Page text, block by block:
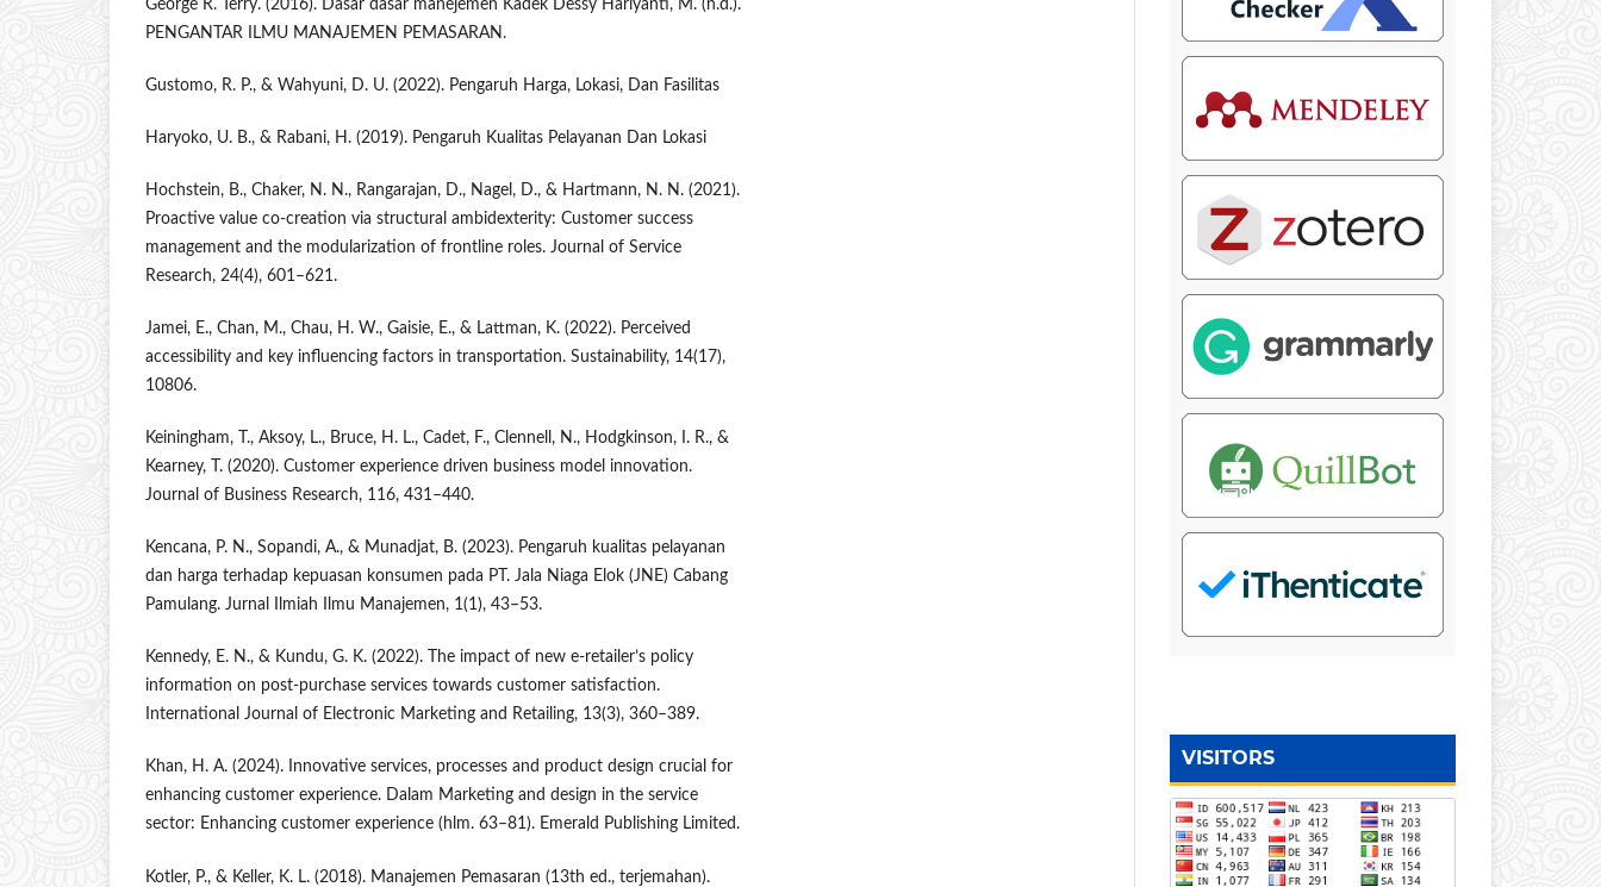
George R. Terry. (2016). Dasar dasar manejemen Kadek Dessy Hariyanti, M. (n.d.).
PENGANTAR ILMU MANAJEMEN PEMASARAN.
Gustomo, R. P., & Wahyuni, D. U. (2022). Pengaruh Harga, Lokasi, Dan Fasilitas
Haryoko, U. B., & Rabani, H. (2019). Pengaruh Kualitas Pelayanan Dan Lokasi
Hochstein, B., Chaker, N. N., Rangarajan, D., Nagel, D., & Hartmann, N. N. (2021).
Proactive value co-creation via structural ambidexterity: Customer success
management and the modularization of frontline roles. Journal of Service
Research, 24(4), 601–621.
Jamei, E., Chan, M., Chau, H. W., Gaisie, E., & Lattman, K. (2022). Perceived
accessibility and key influencing factors in transportation. Sustainability, 14(17),
10806.
Keiningham, T., Aksoy, L., Bruce, H. L., Cadet, F., Clennell, N., Hodgkinson, I. R., &
Kearney, T. (2020). Customer experience driven business model innovation.
Journal of Business Research, 116, 431–440.
Kencana, P. N., Sopandi, A., & Munadjat, B. (2023). Pengaruh kualitas pelayanan
dan harga terhadap kepuasan konsumen pada PT. Jala Niaga Elok (JNE) Cabang
Pamulang. Jurnal Ilmiah Ilmu Manajemen, 1(1), 43–53.
Kennedy, E. N., & Kundu, G. K. (2022). The impact of new e-retailer’s policy
information on post-purchase services towards customer satisfaction.
International Journal of Electronic Marketing and Retailing, 13(3), 360–389.
Khan, H. A. (2024). Innovative services, processes and product design crucial for
enhancing customer experience. Dalam Marketing and design in the service
sector: Enhancing customer experience (hlm. 63–81). Emerald Publishing Limited.
Kotler, P., & Keller, K. L. (2018). Manajemen Pemasaran (13th ed., terjemahan).
VISITORS